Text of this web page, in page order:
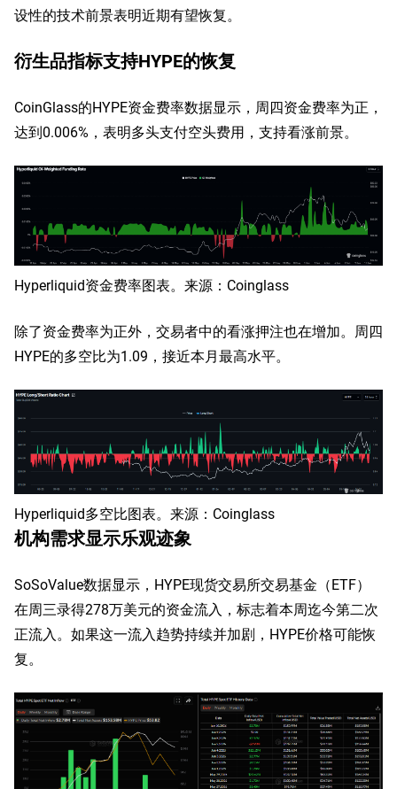
设性的技术前景表明近期有望恢复。
衍生品指标支持HYPE的恢复
CoinGlass的HYPE资金费率数据显示，周四资金费率为正，
达到0.006%，表明多头支付空头费用，支持看涨前景。
Hyperliquid资金费率图表。来源：Coinglass
除了资金费率为正外，交易者中的看涨押注也在增加。周四
HYPE的多空比为1.09，接近本月最高水平。
Hyperliquid多空比图表。来源：Coinglass
机构需求显示乐观迹象
SoSoValue数据显示，HYPE现货交易所交易基金（ETF）
在周三录得278万美元的资金流入，标志着本周迄今第二次
正流入。如果这一流入趋势持续并加剧，HYPE价格可能恢
复。